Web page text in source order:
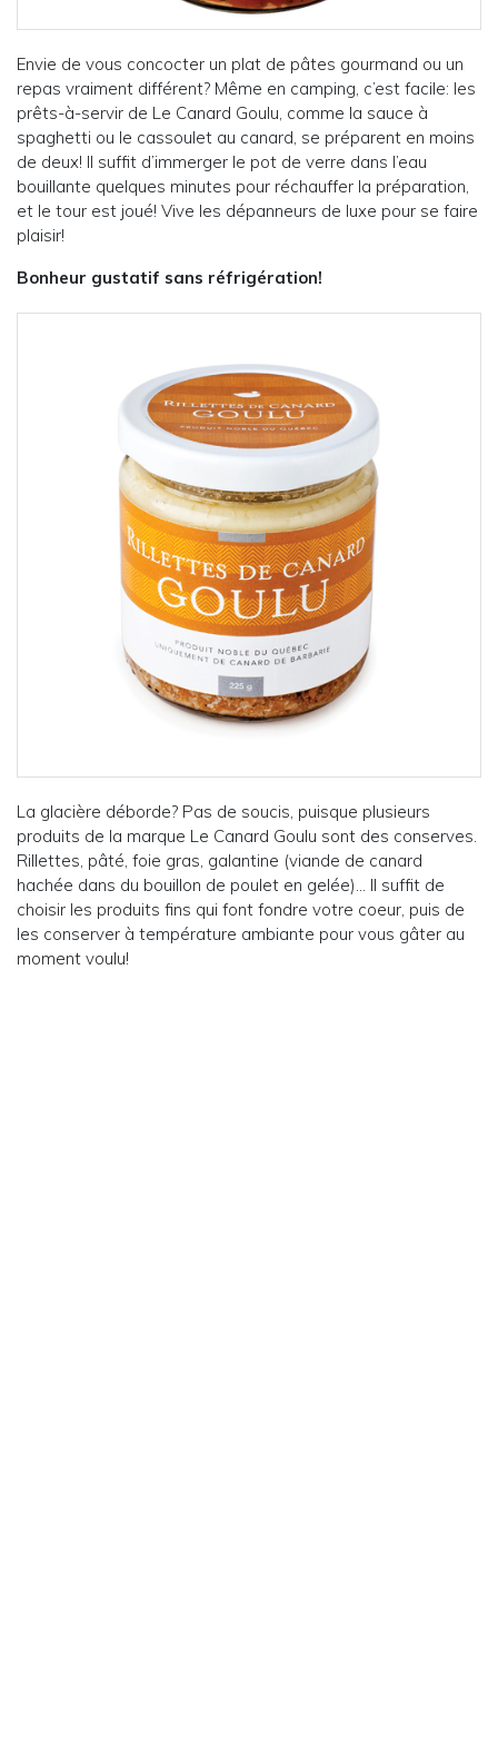
Envie de vous concocter un plat de pâtes gourmand ou un
repas vraiment différent? Même en camping, c’est facile: les
prêts-à-servir de Le Canard Goulu, comme la sauce à
spaghetti ou le cassoulet au canard, se préparent en moins
de deux! Il suffit d’immerger le pot de verre dans l’eau
bouillante quelques minutes pour réchauffer la préparation,
et le tour est joué! Vive les dépanneurs de luxe pour se faire
plaisir!
Bonheur gustatif sans réfrigération!
La glacière déborde? Pas de soucis, puisque plusieurs
produits de la marque Le Canard Goulu sont des conserves.
Rillettes, pâté, foie gras, galantine (viande de canard
hachée dans du bouillon de poulet en gelée)… Il suffit de
choisir les produits fins qui font fondre votre coeur, puis de
les conserver à température ambiante pour vous gâter au
moment voulu!